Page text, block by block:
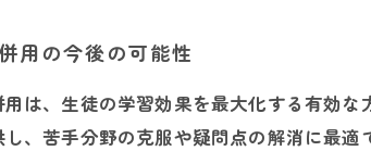
用の今後の可能性
は、生徒の学習効果を最大化する有効
、苦手分野の克服や疑問点の解消に最